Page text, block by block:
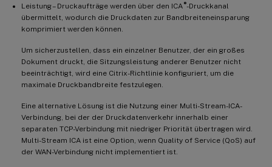
Leistung – Druckaufträge werden über den ICA ®-Druckkanal
übermittelt, wodurch die Druckdaten zur Bandbreiteneinsparung
komprimiert werden können.
Um sicherzustellen, dass ein einzelner Benutzer, der ein großes
Dokument druckt, die Sitzungsleistung anderer Benutzer nicht
beeinträchtigt, wird eine Citrix-Richtlinie konfiguriert, um die
maximale Druckbandbreite festzulegen.
Eine alternative Lösung ist die Nutzung einer Multi-Stream-ICA-
Verbindung, bei der der Druckdatenverkehr innerhalb einer
separaten TCP-Verbindung mit niedriger Priorität übertragen wird.
Multi-Stream ICA ist eine Option, wenn Quality of Service (QoS) auf
der WAN-Verbindung nicht implementiert ist.